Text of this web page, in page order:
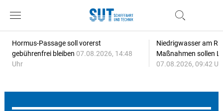
Hormus-Passage soll vorerst
gebührenfrei bleiben 07.08.2026, 14:48
Uhr
Niedrigwasser am
Maßnahmen sollen
07.08.2026, 09:42